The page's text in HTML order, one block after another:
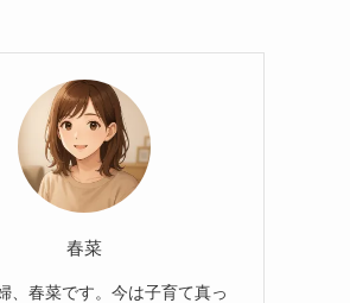
春菜
、春菜です。今は子育て真っ